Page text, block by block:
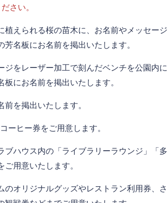
さい。
えられる桜の苗木に、お名前やメッセージ
名板にお名前を掲出いたします。
をレーザー加工で刻んだベンチを公園内に
にお名前を掲出いたします。
を掲出いたします。
ヒー券をご用意します。
ハウス内の「ライブラリーラウンジ」「多
用意いたします。
オリジナルグッズやレストラン利用券、さ